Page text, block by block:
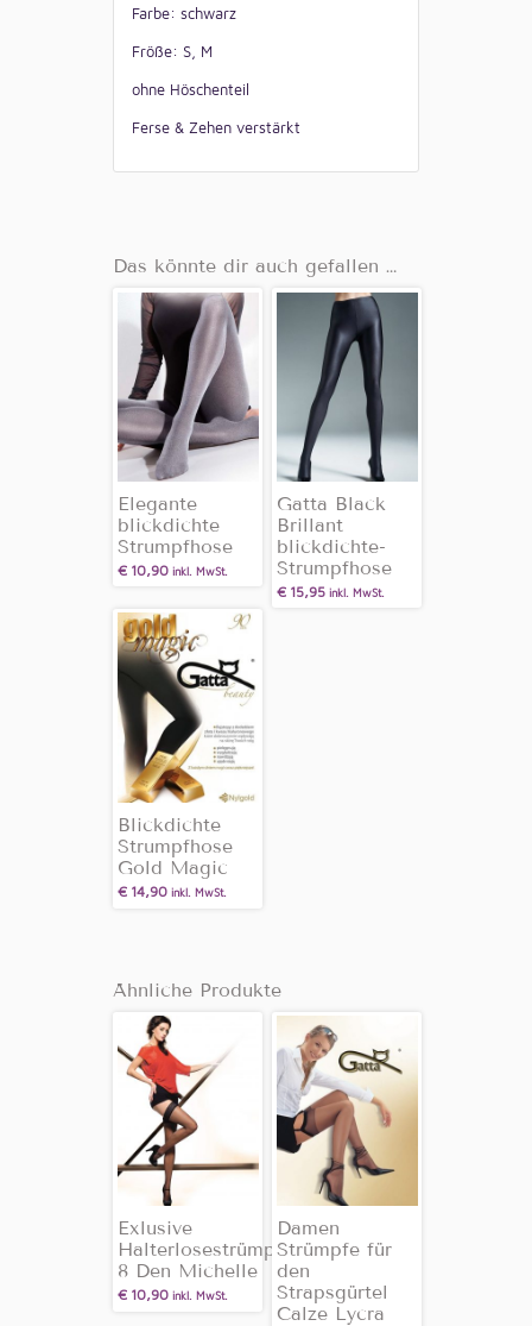
Farbe: schwarz
Fröße: S, M
ohne Höschenteil
Ferse & Zehen verstärkt
Das könnte dir auch gefallen …
Elegante
blickdichte
Strumpfhose
€10,90 inkl. MwSt.
Gatta Black
Brillant
blickdichte-
Strumpfhose
€15,95 inkl. MwSt.
Blickdichte
Strumpfhose
Gold Magic
€14,90 inkl. MwSt.
Ähnliche Produkte
Exlusive
Halterlosestrümpfe
8 Den Michelle
€10,90 inkl. MwSt.
Damen
Strümpfe für
den
Strapsgürtel
Calze Lycra